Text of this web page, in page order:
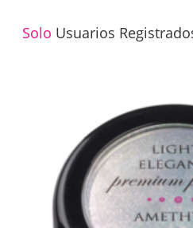
Solo Usuarios